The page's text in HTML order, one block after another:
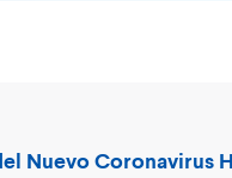
Nuevo Coronavirus